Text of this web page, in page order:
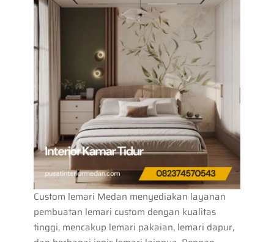
Custom lemari Medan menyediakan layanan
pembuatan lemari custom dengan kualitas
tinggi, mencakup lemari pakaian, lemari dapur,